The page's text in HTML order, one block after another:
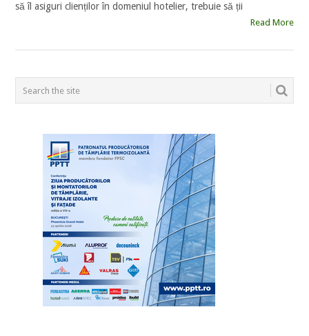
să îl asiguri clienților în domeniul hotelier, trebuie să ții
Read More
POSTS
NAVIGATION